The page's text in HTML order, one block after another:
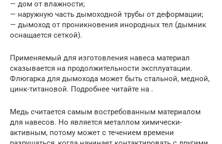
— дом от влажности;
— наружную часть дымоходной трубы от деформации;
— дымоход от проникновения инородных тел (дымник
оснащается сеткой).
Применяемый для изготовления навеса материал
сказывается на продолжительности эксплуатации.
Флюгарка для дымохода может быть стальной, медной,
цинк-титановой. Подробнее читайте на .
Медь считается самым востребованным материалом
для навесов. Но является металлом химически-
активным, потому может с течением времени